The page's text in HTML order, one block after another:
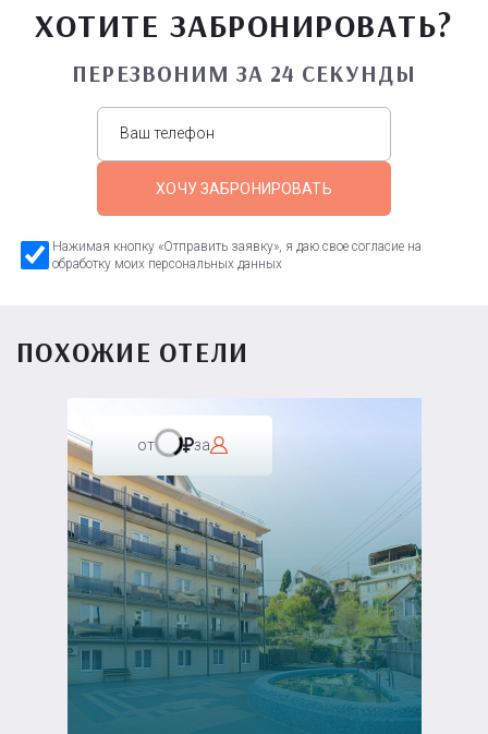
ХОТИТЕ ЗАБРОНИРОВАТЬ?
ПЕРЕЗВОНИМ ЗА 24 СЕКУНДЫ
ХОЧУ ЗАБРОНИРОВАТЬ
Нажимая кнопку «Отправить заявку», я даю свое согласие на
обработку моих персональных данных
ПОХОЖИЕ ОТЕЛИ
от за